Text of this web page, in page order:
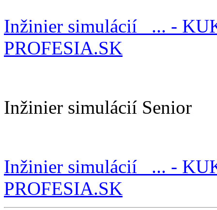
Inžinier simulácií _... -
PROFESIA.SK
Inžinier simulácií Senior
Inžinier simulácií _... -
PROFESIA.SK